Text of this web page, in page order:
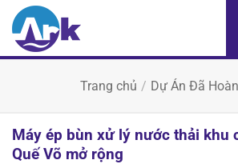
Chuyển
đến
Trang chủ / Dự Án Đã
Máy ép bùn xử lý nước thải khu
Quế Võ mở rộng